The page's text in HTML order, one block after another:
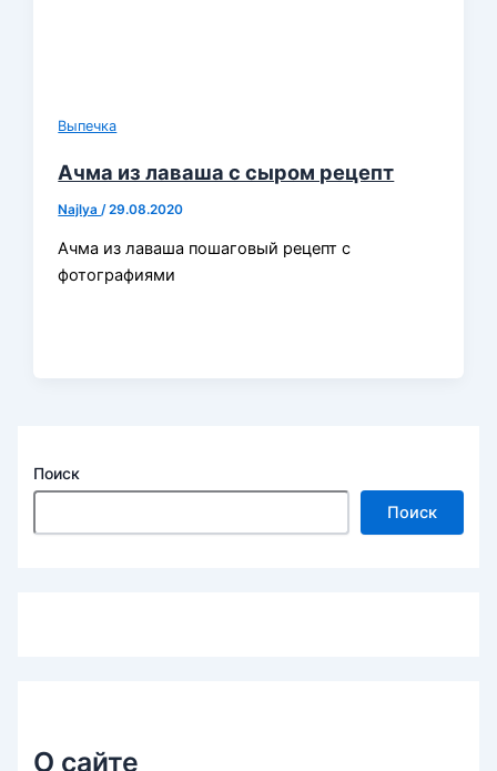
Выпечка
Ачма из лаваша с сыром рецепт
Najlya /29.08.2020
Ачма из лаваша пошаговый рецепт с
фотографиями
Поиск
Поиск
О сайте